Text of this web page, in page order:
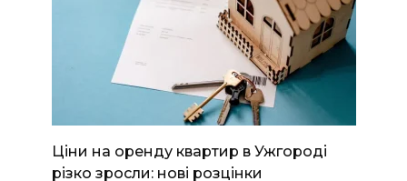
Ціни на оренду квартир в Ужгороді
різко зросли: нові розцінки